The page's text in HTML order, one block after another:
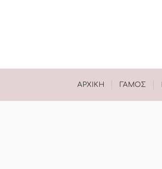
ΑΡΧΙΚΉ ΓΑΜΟΣ